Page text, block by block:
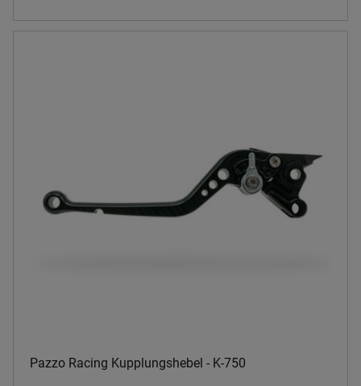
Pazzo Racing Kupplungshebel - K-750